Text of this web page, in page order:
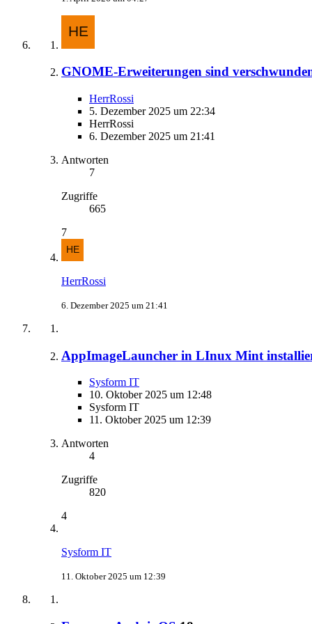
GNOME-Erweiterungen sind
HerrRossi
5. Dezember 2025 um 22:34
HerrRossi
6. Dezember 2025 um 21:41
Antworten
7
Zugriffe
665
7
HerrRossi
6. Dezember 2025 um 21:41
AppImageLauncher in LInux Mint
Sysform IT
10. Oktober 2025 um 12:48
Sysform IT
11. Oktober 2025 um 12:39
Antworten
4
Zugriffe
820
4
Sysform IT
11. Oktober 2025 um 12:39